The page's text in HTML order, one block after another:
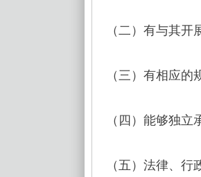
（二）有与其
（三）有相应的
（四）能够独立
（五）法律、行